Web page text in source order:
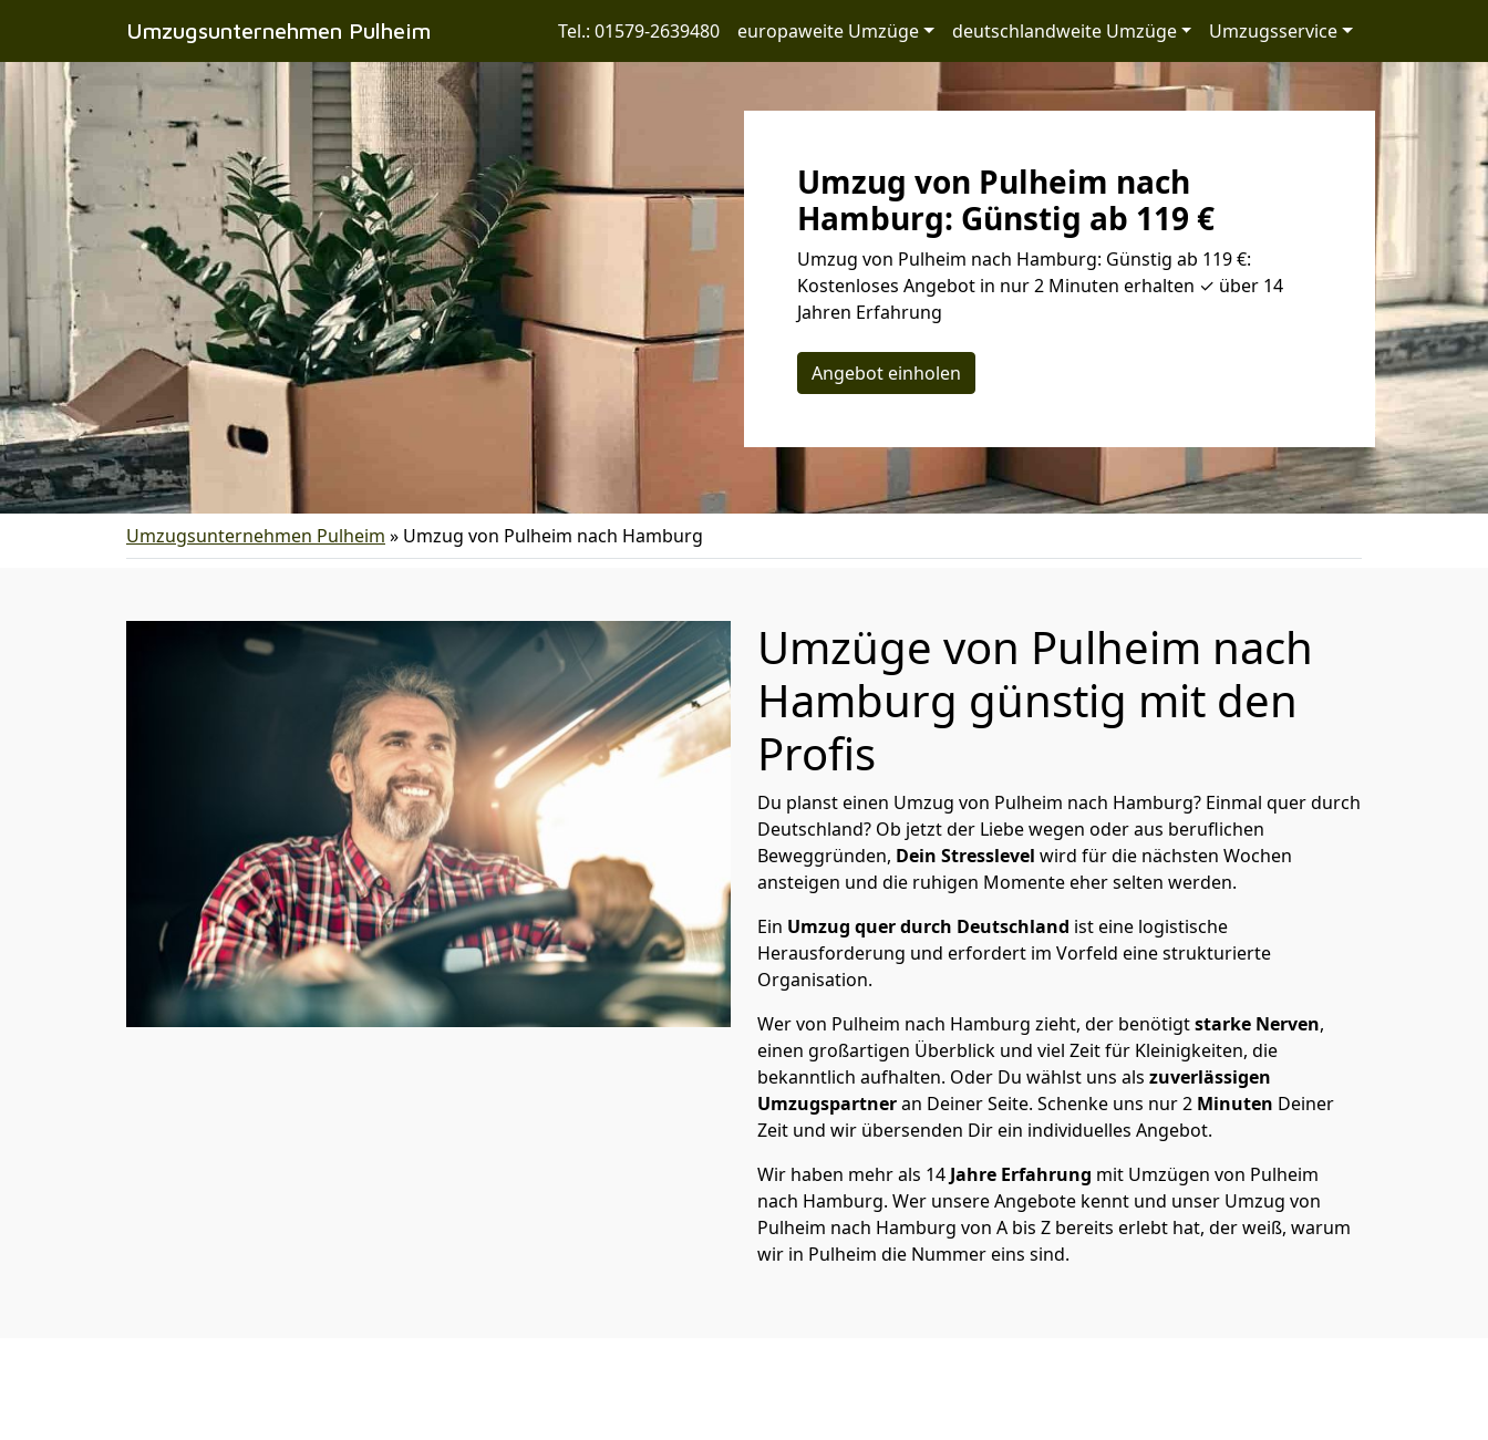
Umzugsunternehmen Pulheim Tel.: 01579-2639480 europaweite Umzüge deutschlandweite Umzüge Umzugsservice
Umzug von Pulheim nach
Hamburg: Günstig ab 119 €
Umzug von Pulheim nach Hamburg: Günstig ab 119 €:
Kostenloses Angebot in nur 2 Minuten erhalten ✓ über 14
Jahren Erfahrung
Angebot einholen
Umzugsunternehmen Pulheim » Umzug von Pulheim nach Hamburg
Umzüge von Pulheim nach
Hamburg günstig mit den
Profis
Du planst einen Umzug von Pulheim nach Hamburg? Einmal quer durch
Deutschland? Ob jetzt der Liebe wegen oder aus beruflichen
Beweggründen, Dein Stresslevel wird für die nächsten Wochen
ansteigen und die ruhigen Momente eher selten werden.
Ein Umzug quer durch Deutschland ist eine logistische
Herausforderung und erfordert im Vorfeld eine strukturierte
Organisation.
Wer von Pulheim nach Hamburg zieht, der benötigtstarke Nerven,
einen großartigen Überblick und viel Zeit für Kleinigkeiten, die
bekanntlich aufhalten. Oder Du wählst uns als zuverlässigen
Umzugspartneran Deiner Seite. Schenke uns nur2 Minuten Deiner
Zeit und wir übersenden Dir ein individuelles Angebot.
Wir haben mehr als 14 Jahre Erfahrung mit Umzügen von Pulheim
nach Hamburg. Wer unsere Angebote kennt und unser Umzug von
Pulheim nach Hamburg von A bis Z bereits erlebt hat, der weiß, warum
wir in Pulheim die Nummer eins sind.